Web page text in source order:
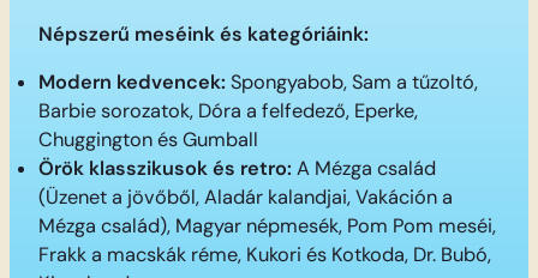
Népszerű meséink és kategóriáink:
Modern kedvencek: Spongyabob, Sam a tűzoltó,
Barbie sorozatok, Dóra a felfedező, Eperke,
Chuggington és Gumball
Örök klasszikusok és retro: A Mézga család
(Üzenet a jövőből, Aladár kalandjai, Vakáción a
Mézga család), Magyar népmesék, Pom Pom meséi,
Frakk a macskák réme, Kukori és Kotkoda, Dr. Bubó,